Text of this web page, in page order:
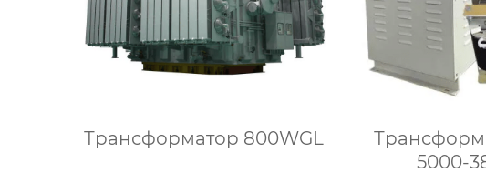
Трансформатор 800WGL
5000-